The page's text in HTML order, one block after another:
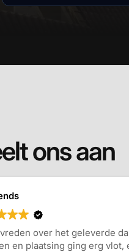
ons aan
over het geleverde
en plaatsing ging erg vlot,